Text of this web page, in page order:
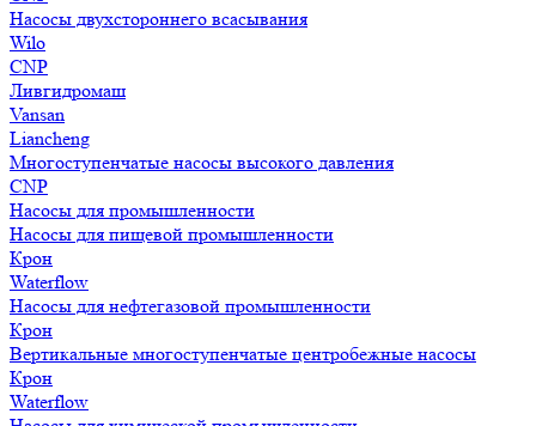
Насосы двухстороннего всасывания
Wilo
CNP
Ливгидромаш
Vansan
Liancheng
Многоступенчатые насосы высокого давления
CNP
Насосы для промышленности
Насосы для пищевой промышленности
Крон
Waterflow
Насосы для нефтегазовой промышленности
Крон
Вертикальные многоступенчатые центробежные насосы
Крон
Waterflow